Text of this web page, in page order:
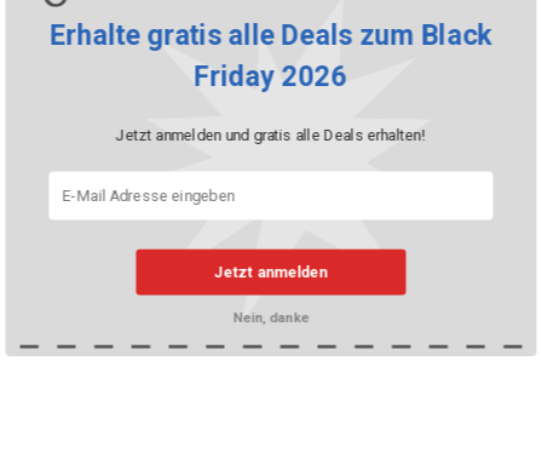
Jetzt anmelden
Erhalte gratis alle Deals zum Black
Friday 2026
Jetzt anmelden und gratis alle Deals erhalten!
Nein, danke